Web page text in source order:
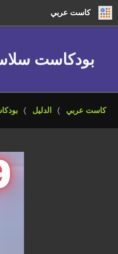
كاست عربي
بودكاست
كاست عربي الدليل